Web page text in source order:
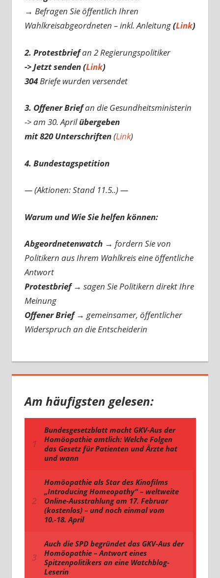
→ Befragen Sie öffentlich Ihren
Wahlkreisabgeordneten – inkl. Anleitung(Link)
2. Protestbriefan 2 Regierungspolitiker
-> Jetzt senden (Link)
304Briefe wurden versendet
3. Offener Briefan die Gesundheitsministerin
-> am 30. Aprilübergeben
mit 820 Unterschriften(Link)
4. Bundestagspetition
— (Aktionen: Stand 11.5..) —
Warum und Wie Sie helfen können:
Abgeordnetenwatch → fordern Sie von
Politikern aus Ihrem Wahlkreis eine öffentliche
Antwort
Protestbrief → sagen Sie Politikern direkt Ihre
Meinung
Offener Brief → gemeinsamer, öffentlicher
Widerspruch an die Entscheiderin
Am häufigsten gelesen: